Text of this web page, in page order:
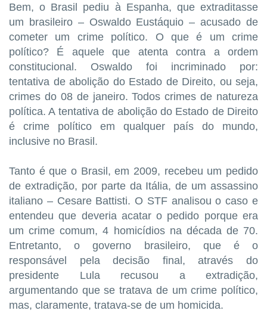
Bem, o Brasil pediu à Espanha, que extraditasse
um brasileiro – Oswaldo Eustáquio – acusado de
cometer um crime político. O que é um crime
político? É aquele que atenta contra a ordem
constitucional. Oswaldo foi incriminado por:
tentativa de abolição do Estado de Direito, ou seja,
crimes do 08 de janeiro. Todos crimes de natureza
política. A tentativa de abolição do Estado de Direito
é crime político em qualquer país do mundo,
inclusive no Brasil.
Tanto é que o Brasil, em 2009, recebeu um pedido
de extradição, por parte da Itália, de um assassino
italiano – Cesare Battisti. O STF analisou o caso e
entendeu que deveria acatar o pedido porque era
um crime comum, 4 homicídios na década de 70.
Entretanto, o governo brasileiro, que é o
responsável pela decisão final, através do
presidente Lula recusou a extradição,
argumentando que se tratava de um crime político,
mas, claramente, tratava-se de um homicida.